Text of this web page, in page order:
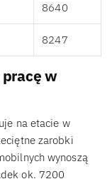
8640
8247
w
na etacie w
zarobki
wynoszą
ok. 7200